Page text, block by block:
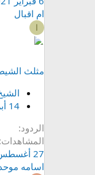
ام اقبال
ا
مثلث
14 أبريل 2019
الردود
المشاهدات
27 أغسطس 2020
اسامه